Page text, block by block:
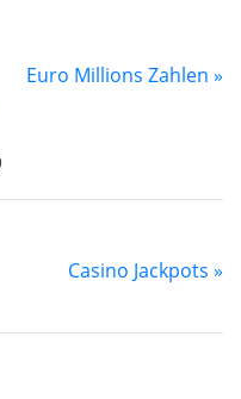
Euro Millions Zahlen »
Casino Jackpots »